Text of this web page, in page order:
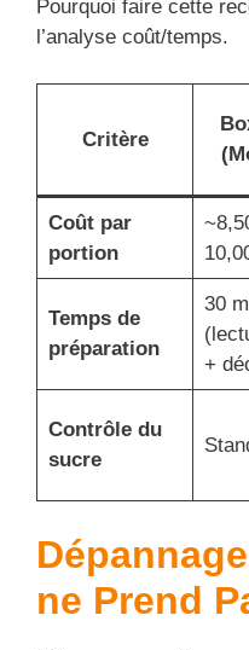
Pourquoi faire cette
l’analyse coût/temps.
Critère
Coût par
portion
Temps de
préparation
30
+
Contrôle du
sucre
ne Prend